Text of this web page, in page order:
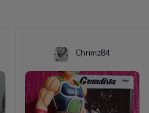
Chrimz84